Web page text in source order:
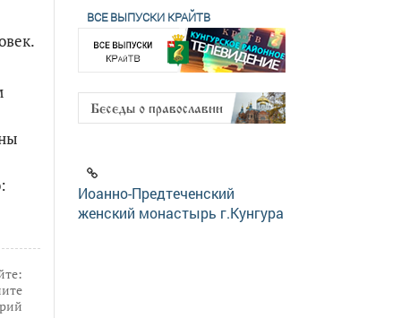
ВСЕ ВЫПУСКИ КРАЙТВ
Иоанно-Предтеченский
женский монастырь г.Кунгура